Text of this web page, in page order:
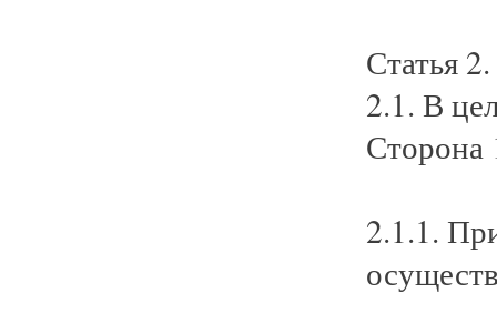
Статья 2.
2.1. В
Сторона
2.1.1.